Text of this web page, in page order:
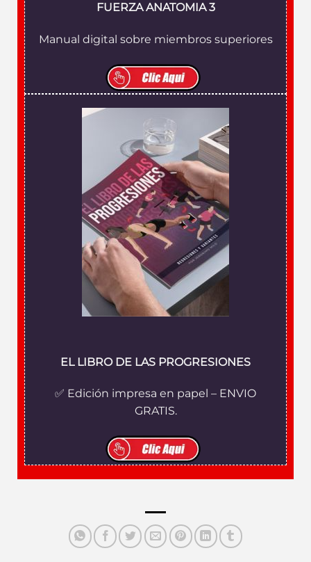
FUERZA ANATOMIA 3
Manual digital sobre miembros superiores
EL LIBRO DE LAS PROGRESIONES
✅ Edición impresa en papel – ENVIO
GRATIS.